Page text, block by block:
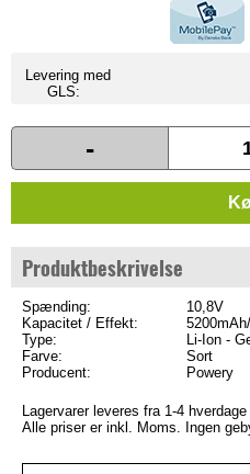
Levering med
GLS:
-
Produktbeskrivelse
Spænding:
10,8V
Kapacitet / Effekt:
Type:
Li-Ion -
Farve:
Sort
Producent:
Powery
Lagervarer leveres fra 1-4
Alle priser er inkl. Moms. Ingen